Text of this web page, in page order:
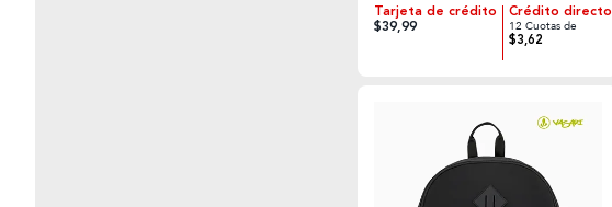
Tarjeta de crédito
$39,99
Crédito directo
12 Cuotas de
$3,62